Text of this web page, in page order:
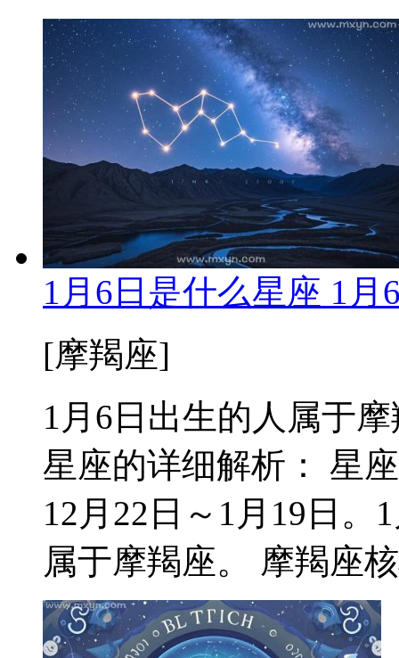
1月6日是什么星座 1
[摩羯座]
1月6日出生的人属于
星座的详细解析： 星
12月22日～1月19日。
属于摩羯座。 摩羯座